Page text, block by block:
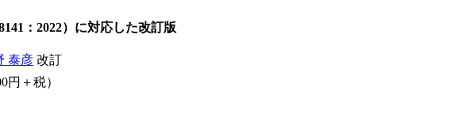
：2022）に対応した改訂版
泰彦 改訂
円＋税）